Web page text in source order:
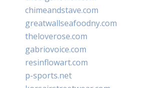
chimeandstave.com
greatwallseafoodny.com
theloverose.com
gabriovoice.com
resinflowart.com
p-sports.net